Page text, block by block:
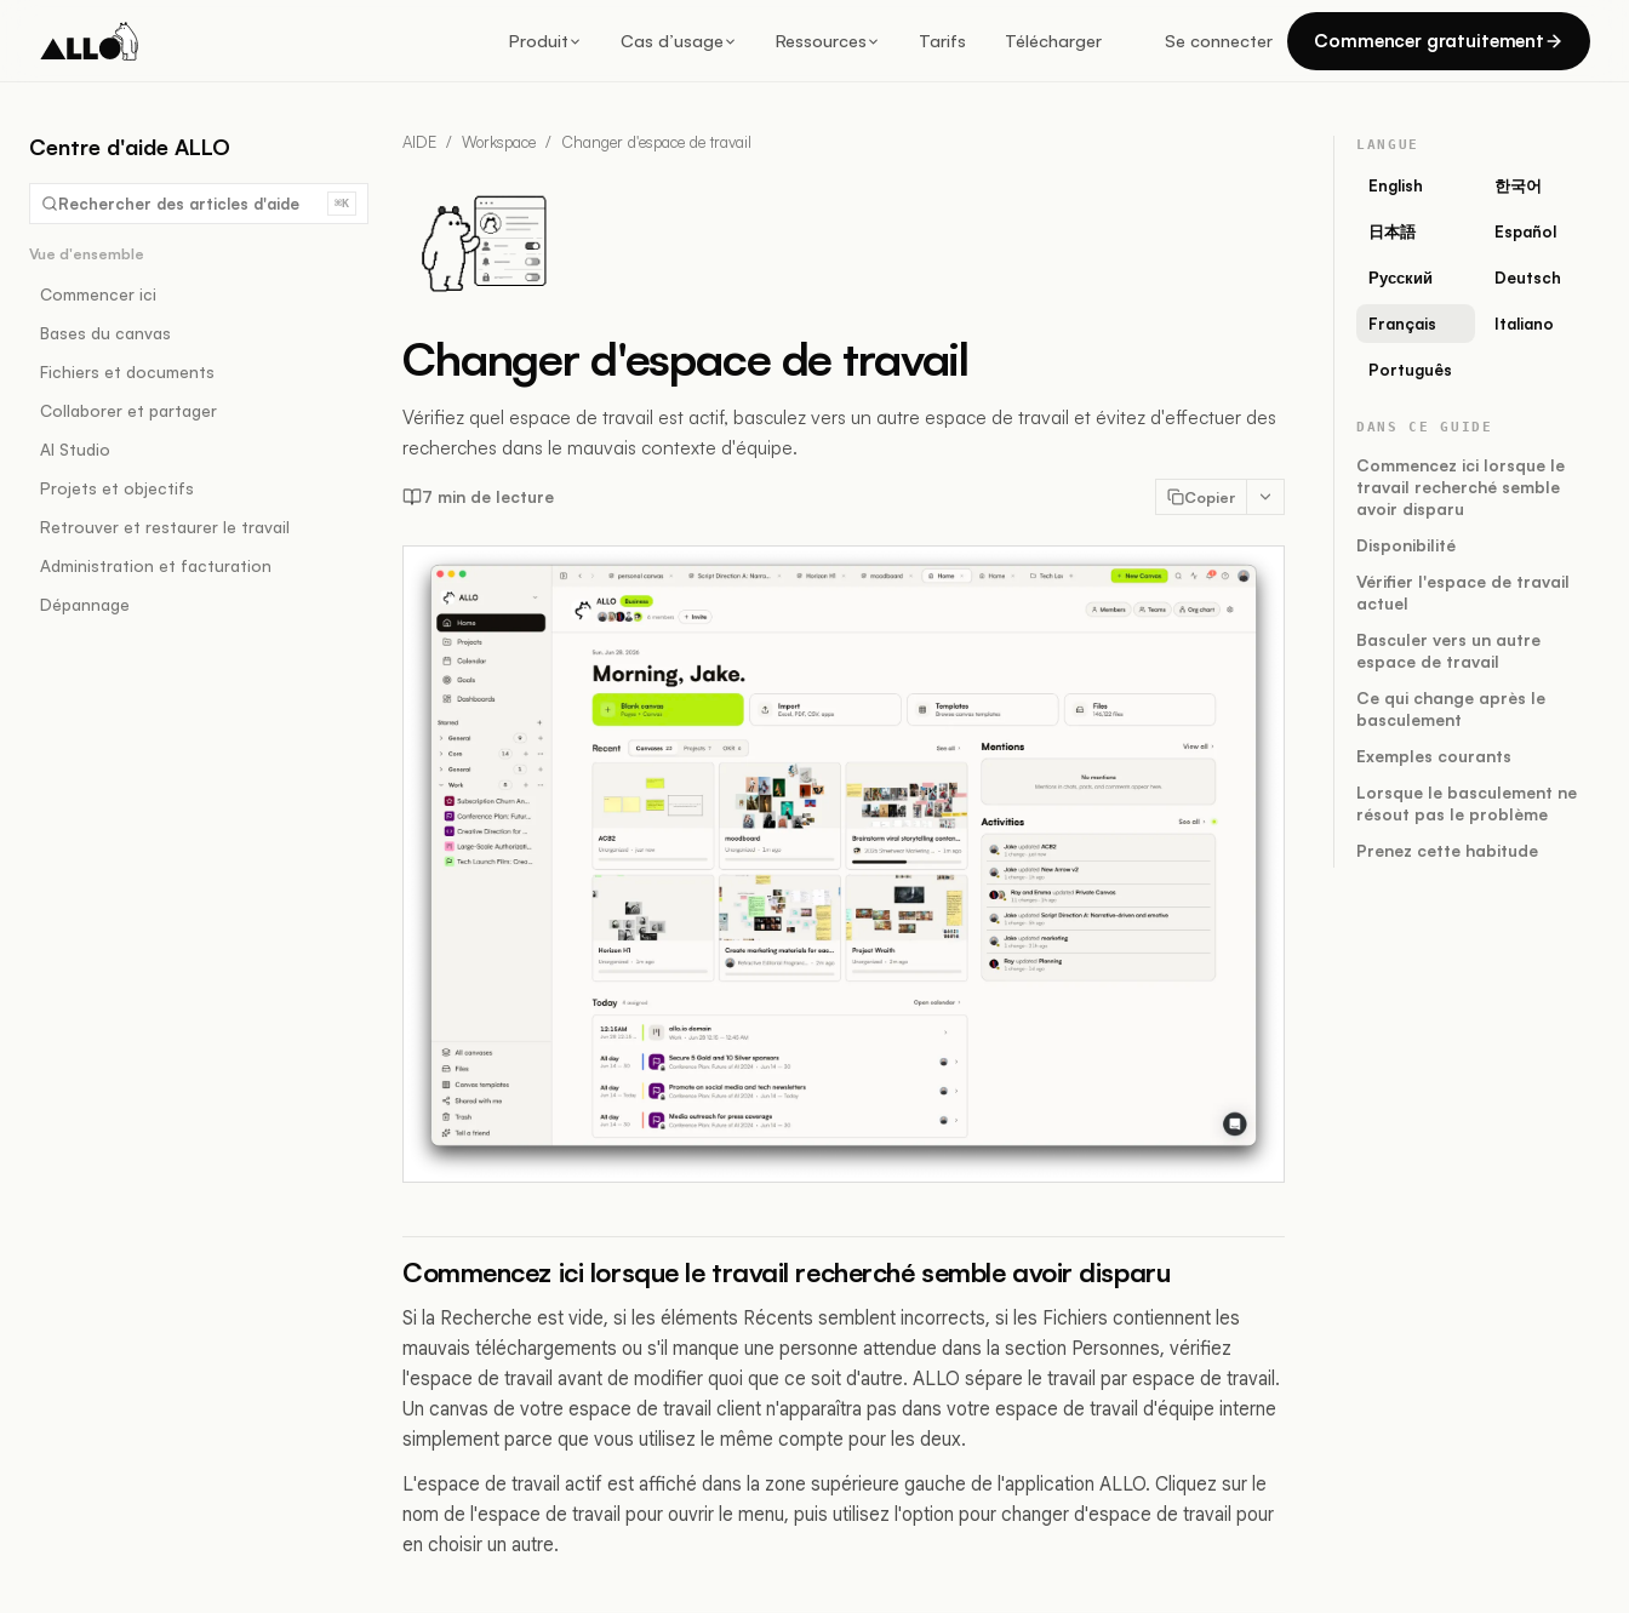
Produit Cas d’usage Ressources Tarifs Télécharger Se connecter Commencer gratuitement
Centre d'aide ALLO
Rechercher des articles d'aide ⌘K
Vue d'ensemble
Commencer ici
Bases du canvas
Fichiers et documents
Collaborer et partager
AI Studio
Projets et objectifs
Retrouver et restaurer le travail
Administration et facturation
Dépannage
AIDE / Workspace / Changer d'espace de travail
Changer d'espace de travail
Vérifiez quel espace de travail est actif, basculez vers un autre espace de travail et évitez d'effectuer des
recherches dans le mauvais contexte d'équipe.
7 min de lecture Copier
Commencez ici lorsque le travail recherché semble avoir disparu
Si la Recherche est vide, si les éléments Récents semblent incorrects, si les Fichiers contiennent les
mauvais téléchargements ou s'il manque une personne attendue dans la section Personnes, vérifiez
l'espace de travail avant de modifier quoi que ce soit d'autre. ALLO sépare le travail par espace de travail.
Un canvas de votre espace de travail client n'apparaîtra pas dans votre espace de travail d'équipe interne
simplement parce que vous utilisez le même compte pour les deux.
L'espace de travail actif est affiché dans la zone supérieure gauche de l'application ALLO. Cliquez sur le
nom de l'espace de travail pour ouvrir le menu, puis utilisez l'option pour changer d'espace de travail pour
en choisir un autre.
LANGUE
English 한국어
日本語 Español
Русский Deutsch
Français Italiano
Português
DANS CE GUIDE
Commencez ici lorsque le
travail recherché semble
avoir disparu
Disponibilité
Vérifier l'espace de travail
actuel
Basculer vers un autre
espace de travail
Ce qui change après le
basculement
Exemples courants
Lorsque le basculement ne
résout pas le problème
Prenez cette habitude